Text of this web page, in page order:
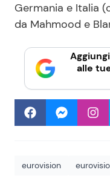
Germania e Italia
da Mahmood e
alle
eurovision